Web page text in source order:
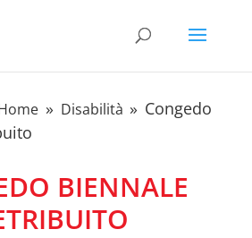
» Disabilità » Congedo
BIENNALE